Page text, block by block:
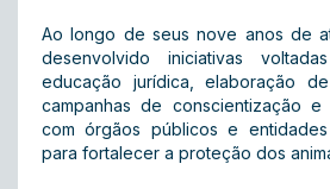
Ao longo de seus nove anos de
desenvolvido iniciativas
educação jurídica, elaboração de
campanhas de conscientização e
com órgãos públicos e
para fortalecer a proteção dos